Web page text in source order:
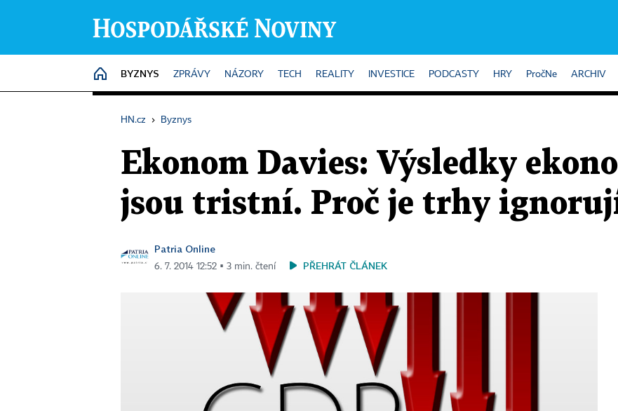
HOME
BYZNYS ZPRÁVY NÁZORY TECH REALITY INVESTICE PODCASTY HRY PročNe ARCHIV
HN.cz › Byznys
Ekonom Davies: Výsledky
jsou tristní. Proč je trhy
Patria Online
6. 7. 2014 12:52 ▪ 3 min. čtení PŘEHRÁT ČLÁNEK